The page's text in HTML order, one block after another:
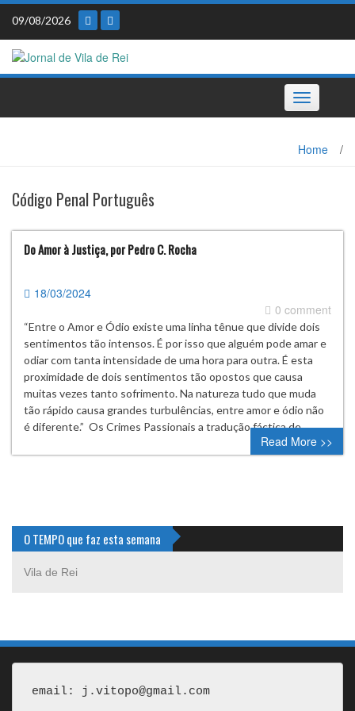
Skip
content
09/08/2026
Toggle
navigation
Home /
Código Penal Português
Do Amor à Justiça, por Pedro C. Rocha
18/03/2024
0 comment
“Entre o Amor e Ódio existe uma linha tênue que divide dois
sentimentos tão intensos. É por isso que alguém pode amar e
odiar com tanta intensidade de uma hora para outra. É esta
proximidade de dois sentimentos tão opostos que causa
muitas vezes tanto sofrimento. Na natureza tudo que muda
tão rápido causa grandes turbulências, entre amor e ódio não
é diferente.” Os Crimes Passionais a tradução fáctica de…
Read More >>
O TEMPO que faz esta semana
Vila de Rei
email: j.vitopo@gmail.com